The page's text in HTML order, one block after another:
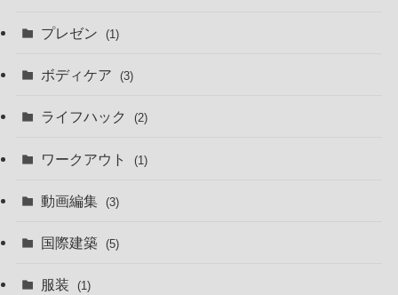
プレゼン (1)
ボディケア (3)
ライフハック (2)
ワークアウト (1)
動画編集 (3)
国際建築 (5)
服装 (1)